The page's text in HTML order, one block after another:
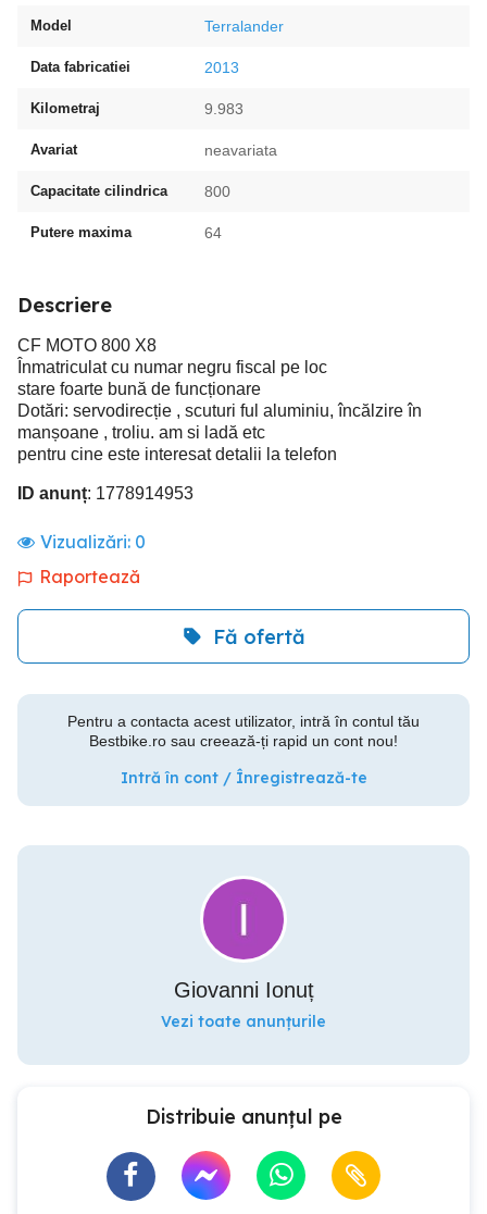
Model Terralander
Data fabricatiei 2013
Kilometraj 9.983
Avariat neavariata
Capacitate cilindrica 800
Putere maxima 64
Descriere
CF MOTO 800 X8
Înmatriculat cu numar negru fiscal pe loc
stare foarte bună de funcționare
Dotări: servodirecție , scuturi ful aluminiu, încălzire în
manșoane , troliu. am si ladă etc
pentru cine este interesat detalii la telefon
ID anunț: 1778914953
Vizualizări: 0
Raportează
Fă ofertă
Pentru a contacta acest utilizator, intră în contul tău
Bestbike.ro sau creează-ți rapid un cont nou!
Intră în cont / Înregistrează-te
Giovanni Ionuț
Vezi toate anunțurile
Distribuie anunțul pe